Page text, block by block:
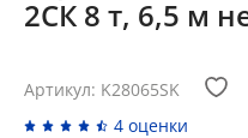
2СК 8 т, 6,5 м
Артикул: K28065SK
4 оценки